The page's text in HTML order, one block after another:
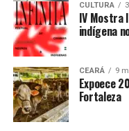
CULTURA
IV Mostra
indígena
CEARÁ 9
Expoece
Fortaleza